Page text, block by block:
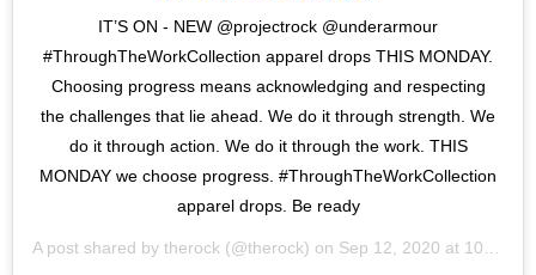
IT’S ON - NEW @projectrock @underarmour
#ThroughTheWorkCollection apparel drops THIS MONDAY.
Choosing progress means acknowledging and respecting
the challenges that lie ahead. We do it through strength. We
do it through action. We do it through the work. THIS
MONDAY we choose progress. #ThroughTheWorkCollection
apparel drops. Be ready
A post shared by therock (@therock) on Sep 12, 2020 at 10:02pm PDT